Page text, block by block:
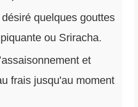
quelques gouttes
ou Sriracha.
et
frais jusqu'au moment